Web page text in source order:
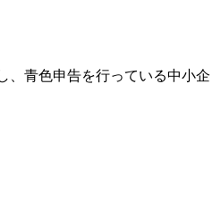
、青色申告を行っている中小企